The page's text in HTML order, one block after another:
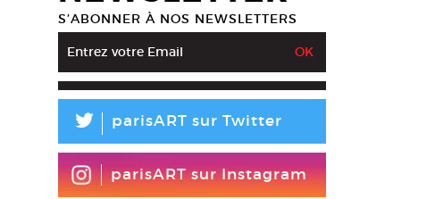
S’ABONNER À NOS NEWSLETTERS
L parisART sur Twitter
parisART sur Instagram